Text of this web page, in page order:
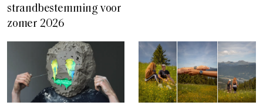
strandbestemming voor
zomer 2026